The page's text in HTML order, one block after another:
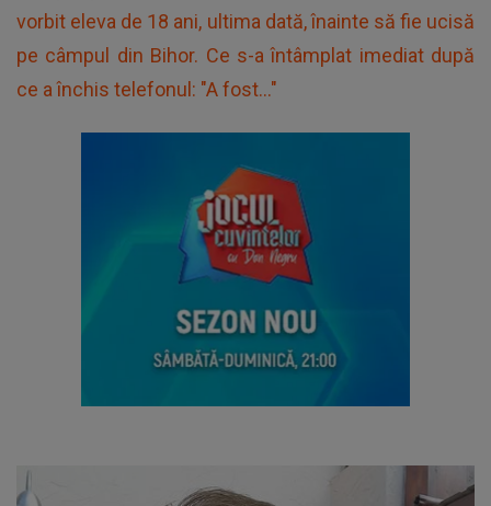
vorbit eleva de 18 ani, ultima dată, înainte să fie ucisă
pe câmpul din Bihor. Ce s-a întâmplat imediat după
ce a închis telefonul: "A fost..."